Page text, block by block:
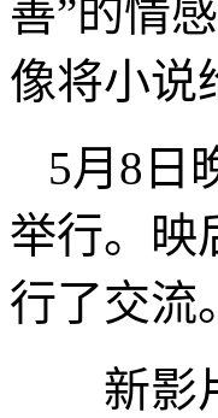
善”的情
像将小说
5月8日
举行。映
行了交
新影片